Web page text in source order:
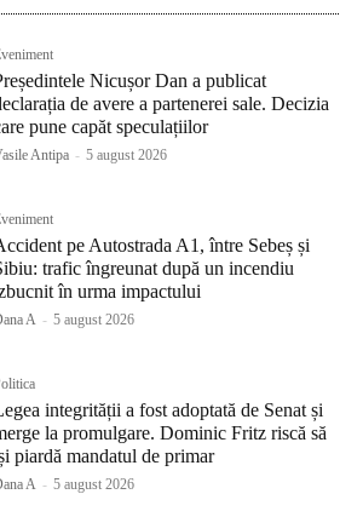
Nicușor Dan a publicat
de avere a partenerei sale. Decizia
pune capăt speculațiilor
Antipa - 5 august 2026
pe Autostrada A1, între Sebeș și
trafic îngreunat după un incendiu
în urma impactului
A - 5 august 2026
integrității a fost adoptată de Senat și
la promulgare. Dominic Fritz riscă să
piardă mandatul de primar
A - 5 august 2026